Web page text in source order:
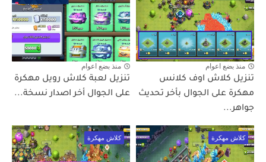
منذ بضع اعوام
تنزيل كلاش اوف كلانس
مهكرة على الجوال بأخر تحديث
جواهر...
منذ بضع اعوام
تنزيل لعبة كلاش رويل مهكرة
على الجوال أخر اصدار نسخة...
كلاش مهكرة كلاش مهكرة